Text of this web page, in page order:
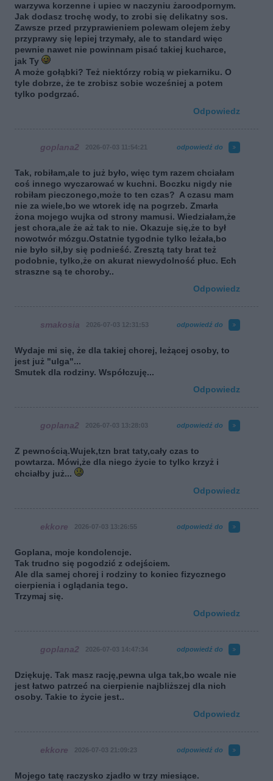
warzywa korzenne i upiec w naczyniu żaroodpornym.
Jak dodasz trochę wody, to zrobi się delikatny sos.
Zawsze przed przyprawieniem polewam olejem żeby
przyprawy się lepiej trzymały, ale to standard więc
pewnie nawet nie powinnam pisać takiej kucharce,
jak Ty
A może gołąbki? Też niektórzy robią w piekarniku. O
tyle dobrze, że te zrobisz sobie wcześniej a potem
tylko podgrzać.
Odpowiedz
goplana2 2026-07-03 11:54:21 odpowiedź do
Tak, robiłam,ale to już było, więc tym razem chciałam
coś innego wyczarować w kuchni. Boczku nigdy nie
robiłam pieczonego,może to ten czas? A czasu mam
nie za wiele,bo we wtorek idę na pogrzeb. Zmarła
żona mojego wujka od strony mamusi. Wiedziałam,że
jest chora,ale że aż tak to nie. Okazuje się,że to był
nowotwór mózgu.Ostatnie tygodnie tylko leżała,bo
nie było sił,by się podnieść. Zresztą taty brat też
podobnie, tylko,że on akurat niewydolność płuc. Ech
straszne są te choroby..
Odpowiedz
smakosia 2026-07-03 12:31:53 odpowiedź do
Wydaje mi się, że dla takiej chorej, leżącej osoby, to
jest już "ulga"...
Smutek dla rodziny. Współczuję...
Odpowiedz
goplana2 2026-07-03 13:28:03 odpowiedź do
Z pewnością.Wujek,tzn brat taty,cały czas to
powtarza. Mówi,że dla niego życie to tylko krzyż i
chciałby już...
Odpowiedz
ekkore 2026-07-03 13:26:55 odpowiedź do
Goplana, moje kondolencje.
Tak trudno się pogodzić z odejściem.
Ale dla samej chorej i rodziny to koniec fizycznego
cierpienia i oglądania tego.
Trzymaj się.
Odpowiedz
goplana2 2026-07-03 14:47:34 odpowiedź do
Dziękuję. Tak masz rację,pewna ulga tak,bo wcale nie
jest łatwo patrzeć na cierpienie najbliższej dla nich
osoby. Takie to życie jest..
Odpowiedz
ekkore 2026-07-03 21:09:23 odpowiedź do
Mojego tatę raczysko zjadło w trzy miesiące.